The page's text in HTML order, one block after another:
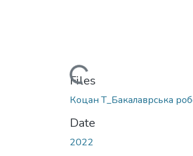
Loading...
Files
Коцан Т_Бакалаврська
Date
2022